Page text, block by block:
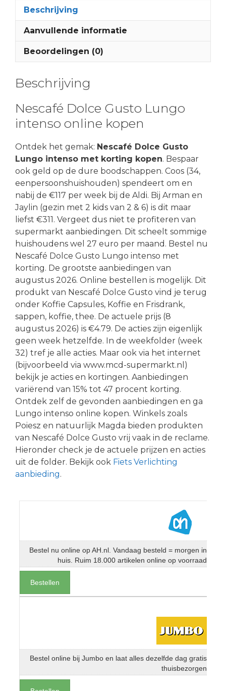
Beschrijving
Aanvullende informatie
Beoordelingen (0)
Beschrijving
Nescafé Dolce Gusto Lungo
intenso online kopen
Ontdek het gemak: Nescafé Dolce Gusto
Lungo intenso met korting kopen. Bespaar
ook geld op de dure boodschappen. Coos (34,
eenpersoonshuishouden) spendeert om en
nabij de €117 per week bij de Aldi. Bij Arman en
Jaylin (gezin met 2 kids van 2 & 6) is dit maar
liefst €311. Vergeet dus niet te profiteren van
supermarkt aanbiedingen. Dit scheelt sommige
huishoudens wel 27 euro per maand. Bestel nu
Nescafé Dolce Gusto Lungo intenso met
korting. De grootste aanbiedingen van
augustus 2026. Online bestellen is mogelijk. Dit
produkt van Nescafé Dolce Gusto vind je terug
onder Koffie Capsules, Koffie en Frisdrank,
sappen, koffie, thee. De actuele prijs (8
augustus 2026) is €4.79. De acties zijn eigenlijk
geen week hetzelfde. In de weekfolder (week
32) tref je alle acties. Maar ook via het internet
(bijvoorbeeld via www.mcd-supermarkt.nl)
bekijk je acties en kortingen. Aanbiedingen
variërend van 15% tot 47 procent korting.
Ontdek zelf de gevonden aanbiedingen en ga
Lungo intenso online kopen. Winkels zoals
Poiesz en natuurlijk Magda bieden produkten
van Nescafé Dolce Gusto vrij vaak in de reclame.
Hieronder check je de actuele prijzen en acties
uit de folder. Bekijk ook Fiets Verlichting
aanbieding.
Bestel nu online op AH.nl. Vandaag besteld = morgen in
huis. Ruim 18.000 artikelen online op voorraad
Bestellen
Bestel online bij Jumbo en laat alles dezelfde dag gratis
thuisbezorgen